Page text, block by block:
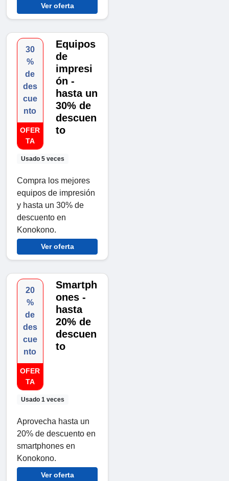
Ver oferta
30
%
de
des
cue
nto
OFER
TA
Usado 5 veces
Equipos
de
impresi
ón -
hasta un
30% de
descuen
to
Compra los mejores
equipos de impresión
y hasta un 30% de
descuento en
Konokono.
Ver oferta
20
%
de
des
cue
nto
OFER
TA
Usado 1 veces
Smartph
ones -
hasta
20% de
descuen
to
Aprovecha hasta un
20% de descuento en
smartphones en
Konokono.
Ver oferta